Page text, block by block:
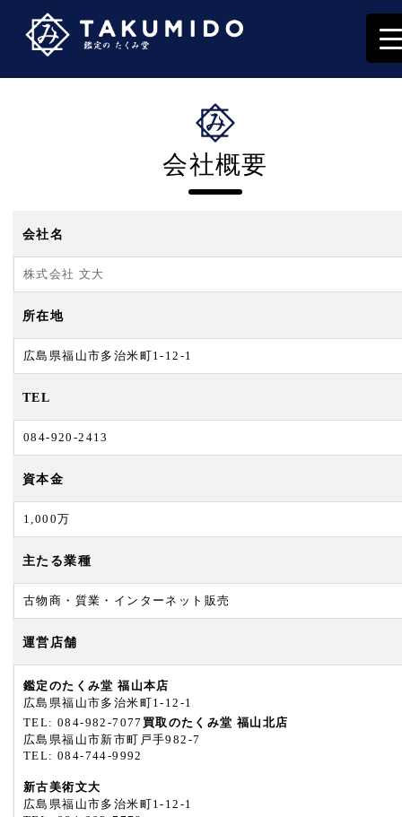
会社概要
会社名
株式会社 文大
所在地
広島県福山市多治米町1-12-1
TEL
084-920-2413
資本金
1,000万
主たる業種
古物商・質業・インターネット販売
運営店舗
鑑定のたくみ堂 福山本店
広島県福山市多治米町1-12-1
TEL: 084-982-7077 買取のたくみ堂 福山北店
広島県福山市新市町戸手982-7
TEL: 084-744-9992
新古美術文大
広島県福山市多治米町1-12-1